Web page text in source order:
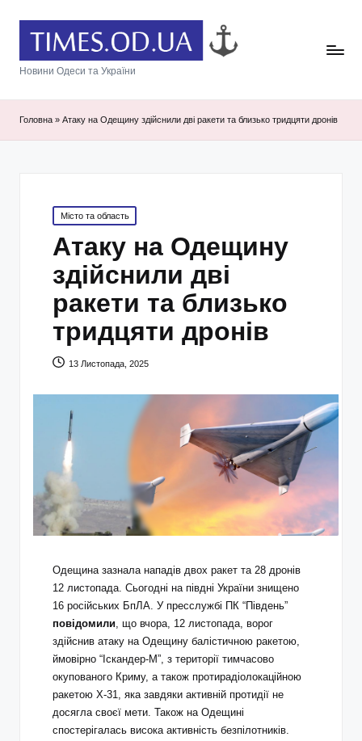
Новини Одеси та України
Головна » Атаку на Одещину здійснили дві ракети та близько тридцяти дронів
Posted
in
Місто та область
Атаку на Одещину
здійснили дві
ракети та близько
тридцяти дронів
13 Листопада, 2025
Одещина зазнала нападів двох ракет та 28 дронів
12 листопада. Сьогодні на півдні України знищено
16 російських БпЛА. У пресслужбі ПК “Південь”
повідомили, що вчора, 12 листопада, ворог
здійснив атаку на Одещину балістичною ракетою,
ймовірно “Іскандер-М”, з території тимчасово
окупованого Криму, а також протирадіолокаційною
ракетою Х-31, яка завдяки активній протидії не
досягла своєї мети. Також на Одещині
спостерігалась висока активність безпілотників.